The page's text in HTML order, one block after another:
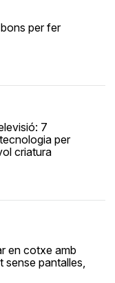
per fer
7
per
criatura
en cotxe amb
sense pantalles,